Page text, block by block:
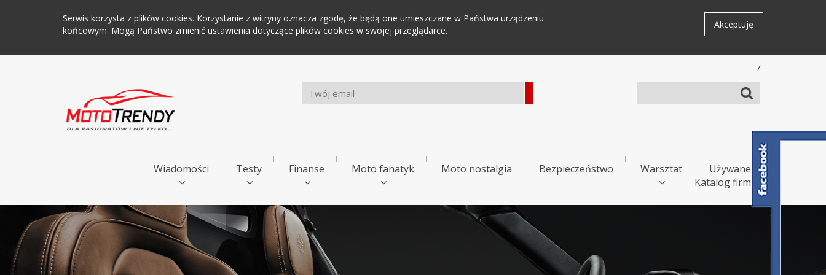
Serwis korzysta z plików cookies. Korzystanie z witryny oznacza zgodę, że będą one umieszczane w Państwa urządzeniu
końcowym. Mogą Państwo zmienić ustawienia dotyczące plików cookies w swojej przeglądarce.
Akceptuję
/
Wiadomości Testy Finanse Moto fanatyk Moto nostalgia Bezpieczeństwo Warsztat
Używane
Katalog firm